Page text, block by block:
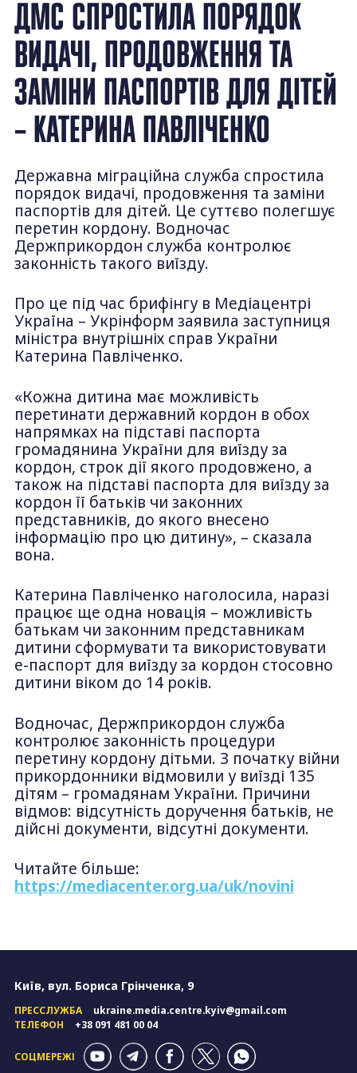
ДМС СПРОСТИЛА ПОРЯДОК
ВИДАЧІ, ПРОДОВЖЕННЯ ТА
ЗАМІНИ ПАСПОРТІВ ДЛЯ ДІТЕЙ
– КАТЕРИНА ПАВЛІЧЕНКО
Державна міграційна служба спростила
порядок видачі, продовження та заміни
паспортів для дітей. Це суттєво полегшує
перетин кордону. Водночас
Держприкордон служба контролює
законність такого виїзду.
Про це під час брифінгу в Медіацентрі
Україна – Укрінформ заявила заступниця
міністра внутрішніх справ України
Катерина Павліченко.
«Кожна дитина має можливість
перетинати державний кордон в обох
напрямках на підставі паспорта
громадянина України для виїзду за
кордон, строк дії якого продовжено, а
також на підставі паспорта для виїзду за
кордон її батьків чи законних
представників, до якого внесено
інформацію про цю дитину», – сказала
вона.
Катерина Павліченко наголосила, наразі
працює ще одна новація – можливість
батькам чи законним представникам
дитини сформувати та використовувати
е-паспорт для виїзду за кордон стосовно
дитини віком до 14 років.
Водночас, Держприкордон служба
контролює законність процедури
перетину кордону дітьми. З початку війни
прикордонники відмовили у виїзді 135
дітям – громадянам України. Причини
відмов: відсутність доручення батьків, не
дійсні документи, відсутні документи.
Читайте більше:
https://mediacenter.org.ua/uk/novini
Київ, вул. Бориса Грінченка, 9
ПРЕССЛУЖБА
ukraine.media.centre.kyiv@gmail.com
ТЕЛЕФОН
+38 091 481 00 04
СОЦМЕРЕЖІ